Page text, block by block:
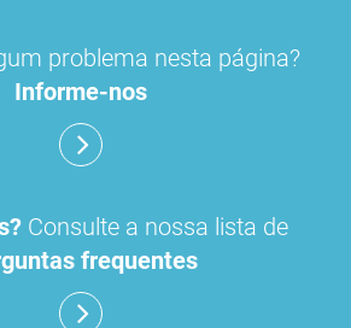
problema nesta página?
Informe-nos
Consulte a nossa lista de
frequentes